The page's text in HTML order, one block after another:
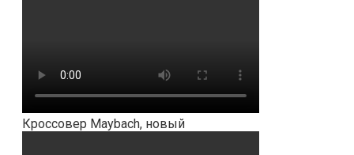
Кроссовер Maybach, новый